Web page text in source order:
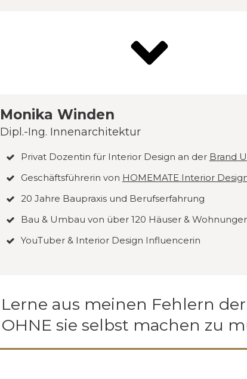
Monika Winden
Dipl.-Ing. Innenarchitektur
Privat Dozentin für Interior Design an der Brand
Geschäftsführerin von HOMEMATE Interior
20 Jahre Baupraxis und Berufserfahrung
Bau & Umbau von über 120 Häuser &
YouTuber & Interior Design Influencerin
Lerne aus meinen Fehlern
OHNE sie selbst machen zu